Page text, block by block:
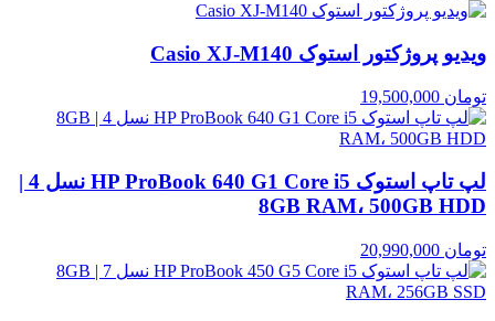
ویدیو پروژکتور استوک Casio XJ‑M140
تومان
لپ تاپ استوک HP ProBook 640 G1 Core i5 نسل 4 |
8GB RAM، 500GB HDD
تومان